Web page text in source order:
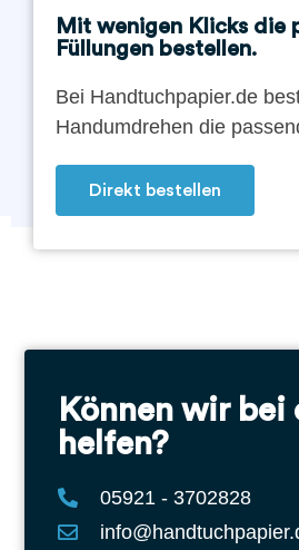
Mit wenigen Klicks die
Füllungen bestellen.
Bei Handtuchpapier.de
Handumdrehen die
Direkt bestellen
Können wir bei
helfen?
05921 - 3702828